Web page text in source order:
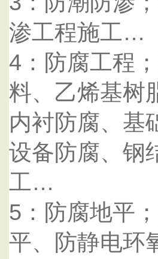
渗工程施工…
4：防腐工程
料、乙烯基树
内衬防腐、基
设备防腐、钢
工…
5：防腐地平
平、防静电环